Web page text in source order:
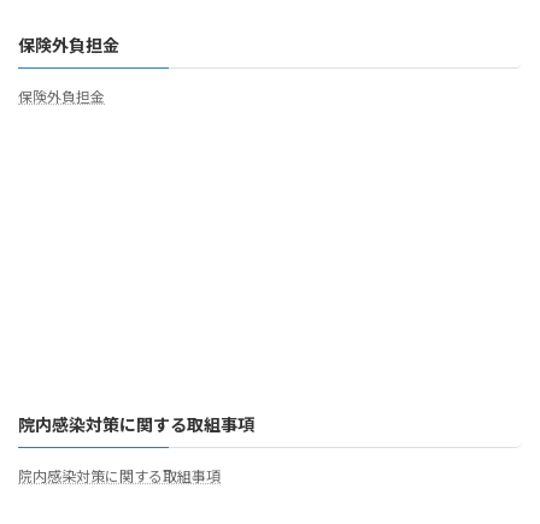
保険外負担金
保険外負担金
院内感染対策に関する取組事項
院内感染対策に関する取組事項